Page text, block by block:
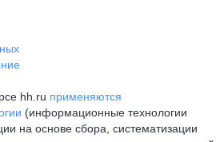
hh.ru применяются
(информационные технологии
на основе сбора, систематизации